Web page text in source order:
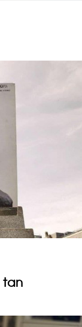
tan